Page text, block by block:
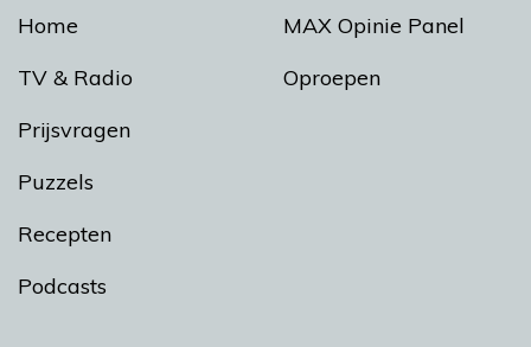
Home
TV & Radio
Prijsvragen
Puzzels
Recepten
Podcasts
MAX Opinie Panel
Oproepen